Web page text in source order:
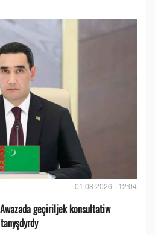
01.08.2026 - 12:04
geçiriljek konsultatiw